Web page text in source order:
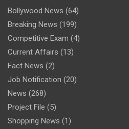
Bollywood News (64)
Breaking News (199)
Competitive Exam (4)
Current Affairs (13)
Fact News (2)
Job Notification (20)
News (268)
Project File (5)
Shopping News (1)